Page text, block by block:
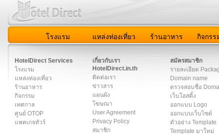
โรงแรม แหล่งท่องเที่ยว ร้านอาหาร กิจกรร
HotelDirect Services
โรงแรม
แหล่งท่องเที่ยว
ร้านอาหาร
กิจกรรม
เทศกาล
ศูนย์ OTOP
แพคเกจทัวร์
เกี่ยวกับเรา
HotelDirect.in.th
ติดต่อเรา
ข่าวสาร
แผนผัง
โฆษณา
User Agreement
Privacy Policy
สมาชิก
สมัครสมาชิก
รายละเอียด
Domain name
ตรวจสอบชื่อ
เว็บโฮสติ้ง
ออกแบบ Logo
ออกแบบเว็บไซต์
ตัวอย่าง Template
Template มาใหม่